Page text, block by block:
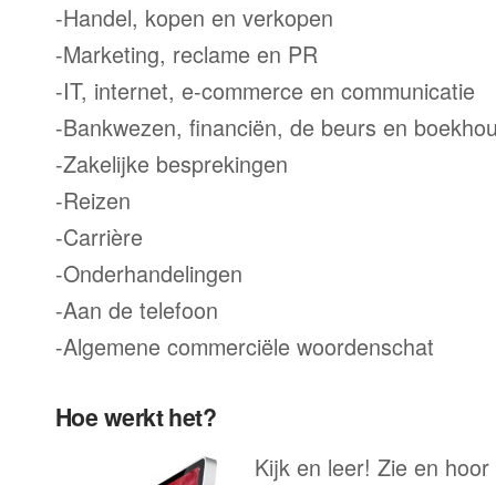
-Handel, kopen en verkopen
-Marketing, reclame en PR
-IT, internet, e-commerce en communicatie
-Bankwezen, financiën, de beurs en
-Zakelijke besprekingen
-Reizen
-Carrière
-Onderhandelingen
-Aan de telefoon
-Algemene commerciële woordenschat
Hoe werkt het?
Kijk en leer! Zie en